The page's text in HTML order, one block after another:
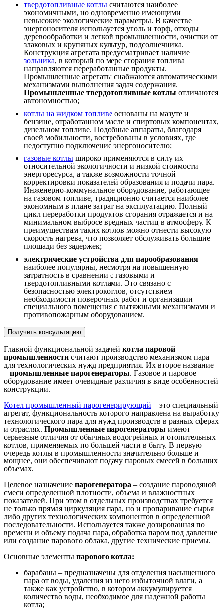
твердотопливные котлы считаются наиболее
экономичными, но одновременно имеющими
невысокие экологические параметры. В качестве
энергоносителя используется уголь и торф, отходы
деревообработки и легкой промышленности, очистки от
злаковых и крупяных культур, подсолнечника.
Конструкция агрегата предусматривает наличие
зольника, в который по мере сгорания топлива
направляются переработанные продукты.
Промышленные агрегаты снабжаются автоматическими
механизмами выполнения задач содержания.
Промышленные твердотопливные котлы отличаются
автономностью;
котлы на жидком топливе основаны на мазуте и
бензине, отработанном масле и спиртовых компонентах,
дизельном топливе. Подобные аппараты, благодаря
своей мобильности, востребованы в условиях, где
недоступно подключение энергоносителю;
газовые котлы широко применяются в силу их
относительной экологичности и низкой стоимости
энергоресурса, а также возможности точной
корректировки показателей образования и подачи пара.
Инженерно-коммунальное оборудование, работающее
на газовом топливе, традиционно считается наиболее
экономным в плане затрат на эксплуатацию. Полный
цикл переработки продуктов сгорания отражается и на
минимальном выбросе вредных частиц в атмосферу. К
преимуществам таких котлов можно отнести высокую
скорость нагрева, что позволяет обслуживать большие
площади без задержек;
электрические устройства для парообразования
наиболее популярны, несмотря на повышенную
затратность в сравнении с газовыми и
твердотопливными котлами. Это связано с
безопасностью электрокотлов, отсутствием
необходимости поверочных работ и организации
специального помещения с вытяжными механизмами и
противопожарным оборудованием.
Получить консультацию
Главной функциональной задачей котла паровой
промышленности считают производство механизмом пара
для технологических нужд предприятия. Их второе название
– промышленные парогенераторы. Газовое и паровое
оборудование имеет очевидные различия в виде особенностей
конструкции.
Котел промышленный парогенерирующий – это специальный
агрегат, функциональность которого направлена на выработку
технологического пара для нужд производств в разных сферах
и отраслях. Промышленные парогенераторы имеют
серьезные отличия от обычных водогрейных и отопительных
котлов, применяемых по большей части в быту. В первую
очередь котлы в промышленности значительно больше и
мощнее, они обеспечивают подачу паровых смесей в больших
объемах.
Целевое назначение парогенератора – создание пароводяной
смеси определенной плотности, объема и влажностных
показателей. При этом в отдельных производствах требуется
не только прямая циркуляция пара, но и пропаривание сырья
либо других технологических компонентов в определенной
последовательности. Используется также дозированная по
времени и объему подача пара, обработка паром под давление
или создание парового облака, другие технические приемы.
Основные элементы парового котла:
барабаны – предназначены для отделения насыщенного
пара от воды, удаления из него избыточной влаги, а
также как устройство, в котором аккумулируется
количество воды, необходимое для надежной работы
котла;